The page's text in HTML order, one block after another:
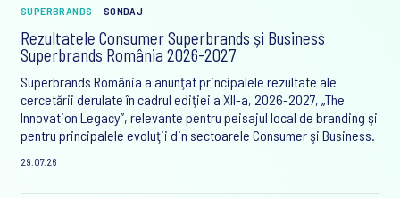
SUPERBRANDS SONDAJ
Rezultatele Consumer Superbrands și Business
Superbrands România 2026-2027
Superbrands România a anunţat principalele rezultate ale
cercetării derulate în cadrul ediţiei a XII-a, 2026-2027, „The
Innovation Legacy”, relevante pentru peisajul local de branding şi
pentru principalele evoluţii din sectoarele Consumer şi Business.
29.07.26